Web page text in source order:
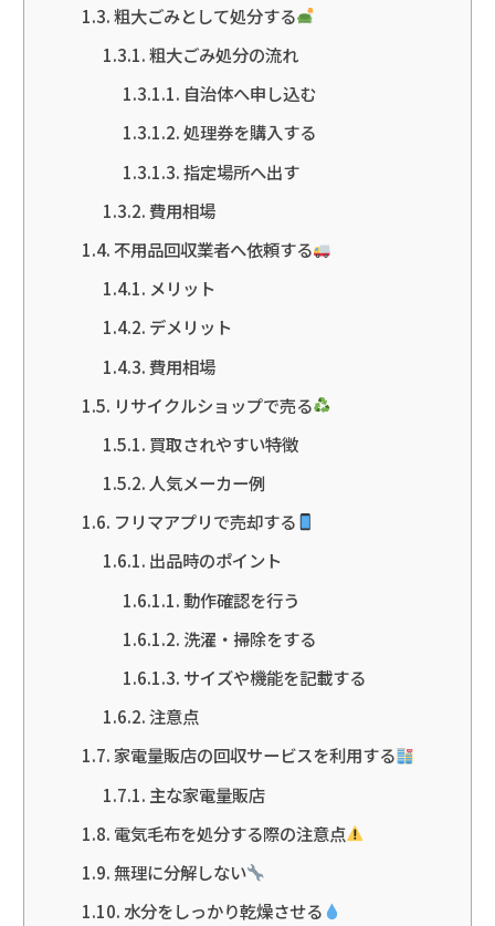
粗大ごみとして処分する
粗大ごみ処分の流れ
自治体へ申し込む
処理券を購入する
指定場所へ出す
費用相場
不用品回収業者へ依頼する
メリット
デメリット
費用相場
リサイクルショップで売る
買取されやすい特徴
人気メーカー例
フリマアプリで売却する
出品時のポイント
動作確認を行う
洗濯・掃除をする
サイズや機能を記載する
注意点
家電量販店の回収サービスを利用する
主な家電量販店
電気毛布を処分する際の注意点
無理に分解しない
水分をしっかり乾燥させる